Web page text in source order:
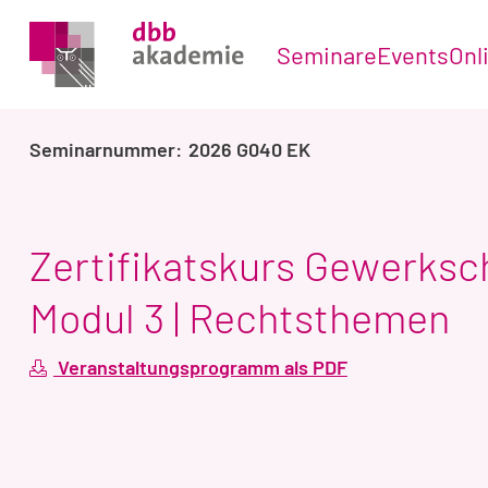
SeminareEvents
2026 G040 EK
Zertifikatskurs
Modul 3 | Rechtsthemen
Veranstaltungsprogramm als PDF